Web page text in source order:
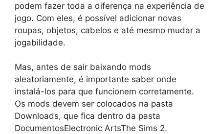
podem fazer toda a diferença na experiência de
jogo. Com eles, é possível adicionar novas
roupas, objetos, cabelos e até mesmo mudar a
jogabilidade.
Mas, antes de sair baixando mods
aleatoriamente, é importante saber onde
instalá-los para que funcionem corretamente.
Os mods devem ser colocados na pasta
Downloads, que fica dentro da pasta
DocumentosElectronic ArtsThe Sims 2.